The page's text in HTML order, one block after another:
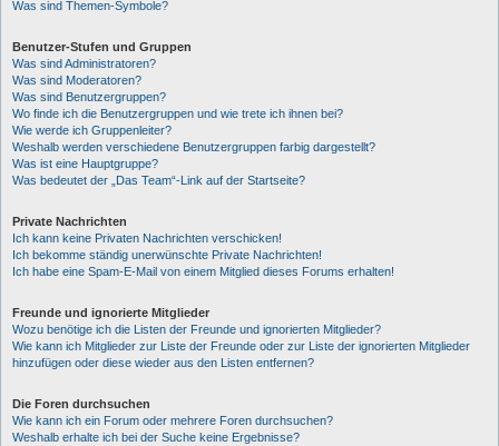
Was sind Themen-Symbole?
Benutzer-Stufen und Gruppen
Was sind Administratoren?
Was sind Moderatoren?
Was sind Benutzergruppen?
Wo finde ich die Benutzergruppen und wie trete ich ihnen bei?
Wie werde ich Gruppenleiter?
Weshalb werden verschiedene Benutzergruppen farbig dargestellt?
Was ist eine Hauptgruppe?
Was bedeutet der „Das Team“-Link auf der Startseite?
Private Nachrichten
Ich kann keine Privaten Nachrichten verschicken!
Ich bekomme ständig unerwünschte Private Nachrichten!
Ich habe eine Spam-E-Mail von einem Mitglied dieses Forums erhalten!
Freunde und ignorierte Mitglieder
Wozu benötige ich die Listen der Freunde und ignorierten Mitglieder?
Wie kann ich Mitglieder zur Liste der Freunde oder zur Liste der ignorierten Mitglieder
hinzufügen oder diese wieder aus den Listen entfernen?
Die Foren durchsuchen
Wie kann ich ein Forum oder mehrere Foren durchsuchen?
Weshalb erhalte ich bei der Suche keine Ergebnisse?